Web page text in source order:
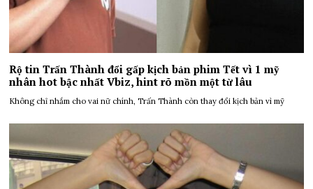
Rộ tin Trấn Thành đổi gấp kịch bản phim Tết vì 1 mỹ
nhân hot bậc nhất Vbiz, hint rõ mồn một từ lâu
Không chỉ nhắm cho vai nữ chính, Trấn Thành còn thay đổi kịch bản vì mỹ